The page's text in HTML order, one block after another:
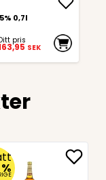
0,7l
pris
SEK
%